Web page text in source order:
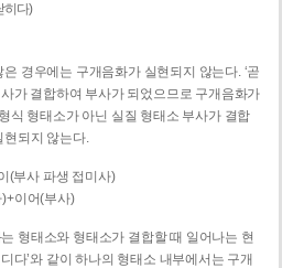
히다)
경우에는 구개음화가 실현되지 않는다. ‘곧
가 결합하여 부사가 되었으므로 구개음화가
식 형태소가 아닌 실질 형태소 부사가 결합
현되지 않는다.
(부사 파생 접미사)
이어(부사)
형태소와 형태소가 결합할 때 일어나는 현
다’와 같이 하나의 형태소 내부에서는 구개